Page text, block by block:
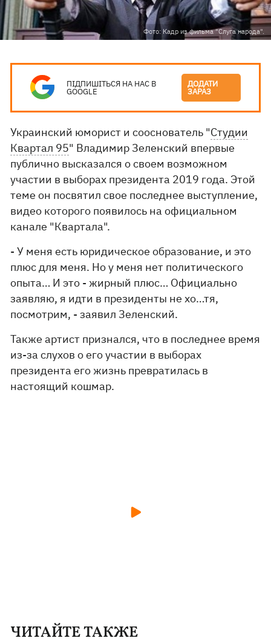
Фото: Кадр из фильма "Слуга народа".
ПІДПИШІТЬСЯ НА НАС В
GOOGLE
ДОДАТИ
ЗАРАЗ
Украинский юморист и сооснователь "Студии
Квартал 95" Владимир Зеленский впервые
публично высказался о своем возможном
участии в выборах президента 2019 года. Этой
теме он посвятил свое последнее выступление,
видео которого появилось на официальном
канале "Квартала".
- У меня есть юридическое образование, и это
плюс для меня. Но у меня нет политического
опыта… И это - жирный плюс… Официально
заявляю, я идти в президенты не хо…тя,
посмотрим, - заявил Зеленский.
Также артист признался, что в последнее время
из-за слухов о его участии в выборах
президента его жизнь превратилась в
настоящий кошмар.
ЧИТАЙТЕ ТАКЖЕ